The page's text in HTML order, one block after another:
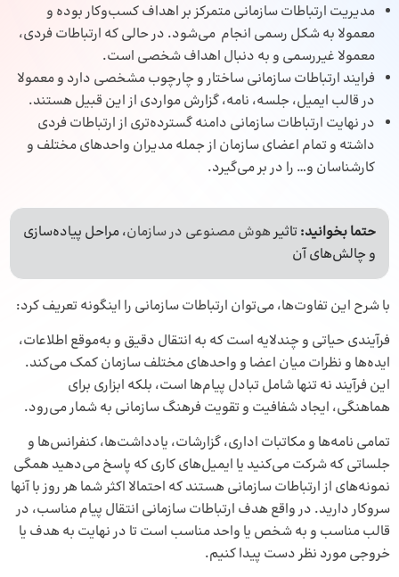
مدیریت ارتباطات سازمانی متمرکز بر اهداف کسب‌وکار بوده و
معمولا به شکل رسمی انجام می‌شود. در حالی که ارتباطات فردی،
معمولا غیررسمی و به دنبال اهداف شخصی است.
فرایند ارتباطات سازمانی ساختار و چارچوب مشخصی دارد و معمولا
در قالب ایمیل، جلسه، نامه، گزارش مواردی از این قبیل هستند.
در نهایت ارتباطات سازمانی دامنه گسترده‌تری از ارتباطات فردی
داشته و تمام اعضای سازمان از جمله مدیران واحدهای مختلف و
کارشناسان و… را در بر می‌گیرد.
حتما بخوانید: تاثیرهوش مصنوعی در سازمان، مراحل پیاده‌سازی
و چالش‌های آن
با شرح این تفاوت‌ها، می‌توان ارتباطات سازمانی را اینگونه تعریف کرد:
فرآیندی حیاتی و چندلایه است که به انتقال دقیق و به‌موقع اطلاعات،
ایده‌ها و نظرات میان اعضا و واحدهای مختلف سازمان کمک می‌کند.
این فرآیند نه تنها شامل تبادل پیام‌ها است، بلکه ابزاری برای
هماهنگی، ایجاد شفافیت و تقویت فرهنگ سازمانی به شمار می‌رود.
تمامی نامه‌ها و مکاتبات اداری، گزارشات، یادداشت‌ها، کنفرانس‌ها و
جلساتی که شرکت می‌کنید یا ایمیل‌های کاری که پاسخ می‌دهید همگی
نمونه‌های از ارتباطات سازمانی هستند که احتمالا اکثر شما هر روز با آنها
سروکار دارید. در واقع هدف ارتباطات سازمانی انتقال پیام مناسب، در
قالب مناسب و به شخص یا واحد مناسب است تا در نهایت به هدف یا
خروجی مورد نظر دست پیدا کنیم.